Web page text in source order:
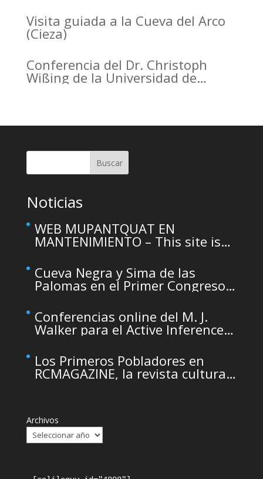
Visita guiada a la Cueva del Arco
(Cieza)
Conferencia del Dr. Christoph
Wißing de la Universidad de
versus early modern humans:
pattern Buscar
Noticias
WEB MUPANTQUAT EN
MANTENIMIENTO – This site is
maintenance
Cueva Negra y Sima de las
Palomas en el Primer Congreso
Murcia organizado por el CDL
Conferencias online del M. J.
Walker para el Active Inference
Los Primeros Pobladores en
RCMAGAZINE, la revista cultural
Archivos